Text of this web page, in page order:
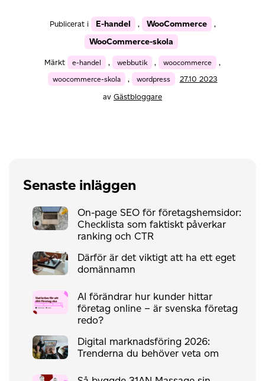
Publicerat i E-handel , WooCommerce ,
WooCommerce-skola
Märkt e-handel , webbutik , woocommerce
,
woocommerce-skola
, wordpress
27.10 2023
av Gästbloggare
Senaste inläggen
On-page SEO för företagshemsidor:
Checklista som faktiskt påverkar
ranking och CTR
Därför är det viktigt att ha ett eget
domännamn
AI förändrar hur kunder hittar
företag online – är svenska företag
redo?
Digital marknadsföring 2026:
Trenderna du behöver veta om